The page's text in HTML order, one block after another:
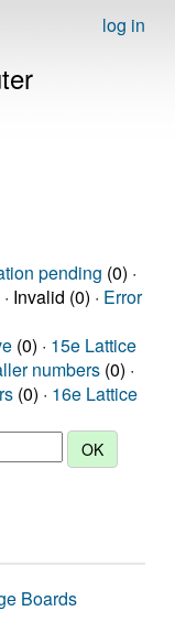
log in
pending (0) ·
Invalid (0) · Error
(0) · 15e Lattice
numbers (0) ·
(0) · 16e Lattice
Boards